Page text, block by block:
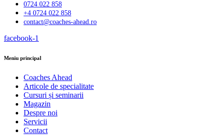
0724 022 858
+4 0724 022 858
contact@coaches-ahead.ro
facebook-1
Meniu principal
Coaches Ahead
Articole de specialitate
Cursuri și seminarii
Magazin
Despre noi
Servicii
Contact